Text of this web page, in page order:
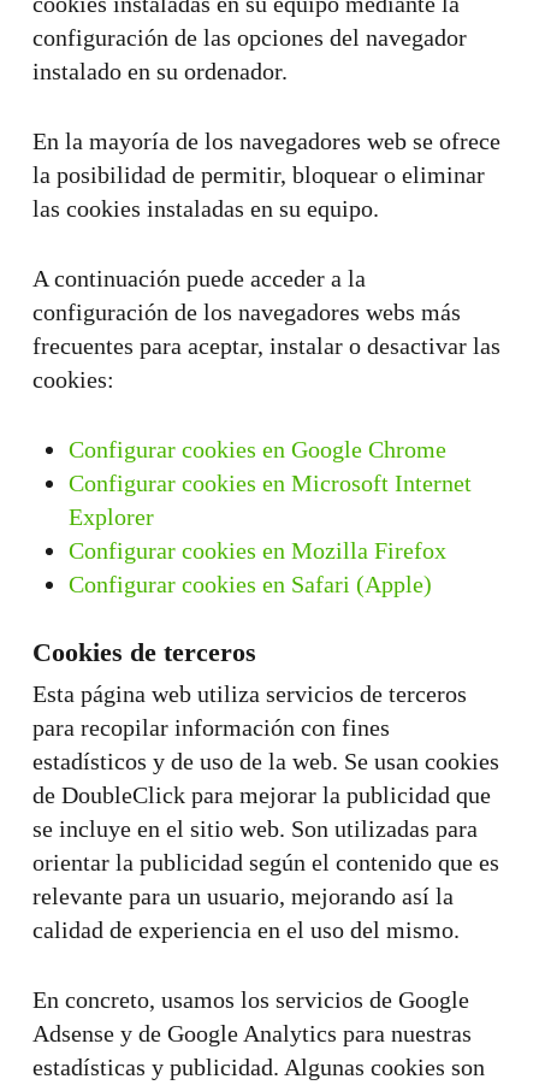
configuración de las opciones del navegador
instalado en su ordenador.
En la mayoría de los navegadores web se ofrece
la posibilidad de permitir, bloquear o eliminar
las cookies instaladas en su equipo.
A continuación puede acceder a la
configuración de los navegadores webs más
frecuentes para aceptar, instalar o desactivar las
cookies:
Configurar cookies en Google Chrome
Configurar cookies en Microsoft Internet
Explorer
Configurar cookies en Mozilla Firefox
Configurar cookies en Safari (Apple)
Cookies de terceros
Esta página web utiliza servicios de terceros
para recopilar información con fines
estadísticos y de uso de la web. Se usan cookies
de DoubleClick para mejorar la publicidad que
se incluye en el sitio web. Son utilizadas para
orientar la publicidad según el contenido que es
relevante para un usuario, mejorando así la
calidad de experiencia en el uso del mismo.
En concreto, usamos los servicios de Google
Adsense y de Google Analytics para nuestras
estadísticas y publicidad. Algunas cookies son